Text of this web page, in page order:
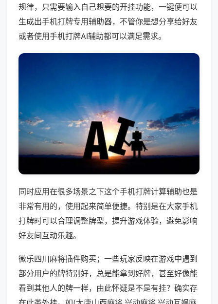
规律，只需要输入自己想要的开挂功能，一键便可以
生成出手机打牌专用辅助器，不管你是想分享给好友
或者使用手机打牌AI辅助都可以满足需求。
同时应用在很多场景之下这个手机打牌计算辅助也是
非常有用的，使用起来简单便捷。特别是在大家手机
打牌时可以合理调整牌型，提升游戏体验，避免影响
好友间互动乐趣。
微乐四川麻将插件购买；一些玩家反映在游戏中遇到
部分用户的牌特别好，总是能拿到好牌，甚至好像能
看到其他人的牌一样，由此怀疑是不是有挂？确实存